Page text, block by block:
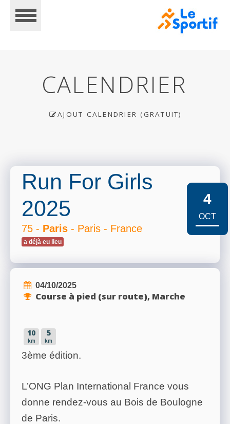
INSCRIPTIONS
PHOTOS/VIDÉOS
BLOG
ORGANISATEURS
CALENDRIER
AJOUT CALENDRIER (GRATUIT)
Run For Girls
2025
75 - Paris - Paris - France
a déjà eu lieu
4
OCT
04/10/2025
Course à pied (sur route), Marche
10
km
5
km
3ème édition.
L’ONG Plan International France vous
donne rendez-vous au Bois de Boulogne
de Paris.